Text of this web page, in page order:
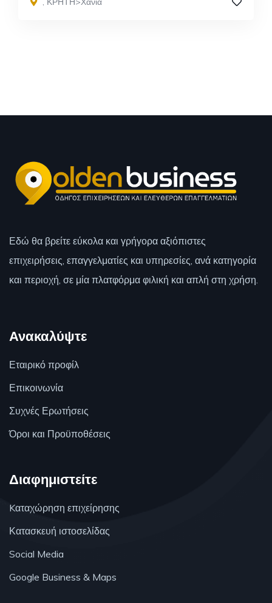
Εδώ θα βρείτε εύκολα και γρήγορα αξιόπιστες
επιχειρήσεις, επαγγελματίες και υπηρεσίες, ανά κατηγορία
και περιοχή, σε μία πλατφόρμα φιλική και απλή στη χρήση.
Ανακαλύψτε
Εταιρικό προφίλ
Επικοινωνία
Συχνές Ερωτήσεις
Όροι και Προϋποθέσεις
Διαφημιστείτε
Kαταχώρηση επιχείρησης
Κατασκευή ιστοσελίδας
Social Media
Google Business & Maps